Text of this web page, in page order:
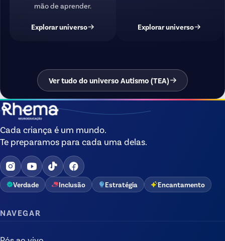
mão de aprender.
Explorar universo Explorar universo
Ver tudo do universo Autismo (TEA)
Cada criança é um mundo.
Te preparamos para cada uma delas.
Verdade Inclusão Estratégia Encantamento
NAVEGAR